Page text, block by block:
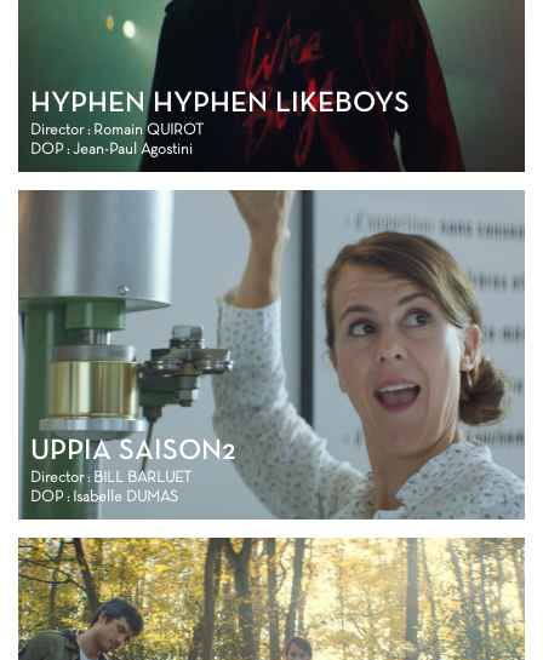
HYPHEN HYPHEN LIKEBOYS
Director : Romain QUIROT
DOP : Jean-Paul Agostini
UPPIA SAISON2
Director : BILL BARLUET
DOP : Isabelle DUMAS